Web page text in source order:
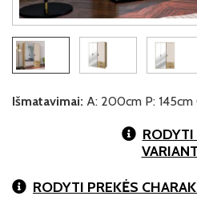
Išmatavimai: A: 200cm P: 145cm
RODYTI PREKĖS